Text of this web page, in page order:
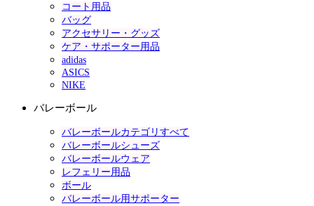
コート用品
バッグ
アクセサリー・グッズ
ケア・サポーター用品
adidas
ASICS
NIKE
バレーボール
バレーボールカテゴリすべて
バレーボールシューズ
バレーボールウェア
レフェリー用品
ボール
バレーボール用サポーター